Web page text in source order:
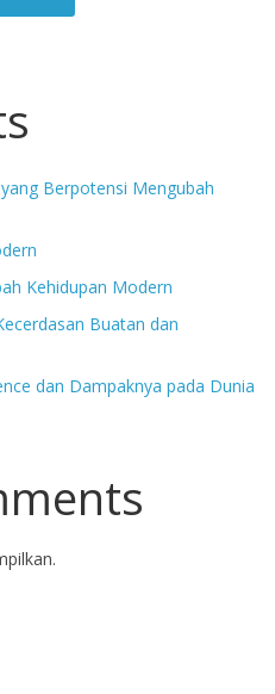
Berpotensi Mengubah
Kehidupan Modern
Buatan dan
dan Dampaknya pada Dunia